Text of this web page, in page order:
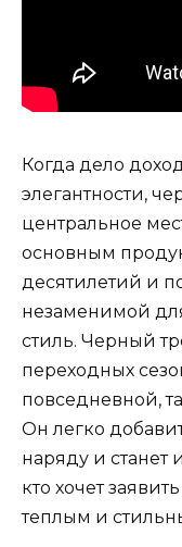
Когда дело
элегантности,
центральное
основным
десятилетий и
незаменимой
стиль. Черный
переходных
повседневной,
Он легко
наряду и
кто хочет
теплым и